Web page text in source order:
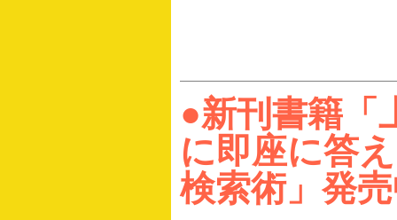
●新刊書籍「
に即座に答
検索術」発